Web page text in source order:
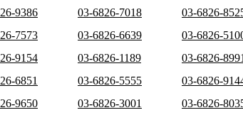
9386 03-6826-7018 03-6826-
7573 03-6826-6639 03-6826-
9154 03-6826-1189 03-6826-8991
6851 03-6826-5555 03-6826-
9650 03-6826-3001 03-6826-